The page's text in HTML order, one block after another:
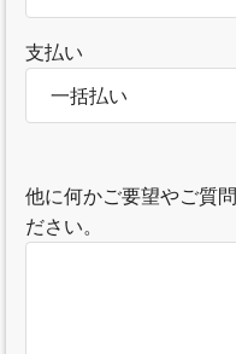
支払い
他に何かご要望やご質
ださい。